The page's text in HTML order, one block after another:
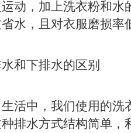
动，加上洗衣粉和
水，且对衣服磨损率
下排水的区别
中，我们使用的洗
排水方式结构简单